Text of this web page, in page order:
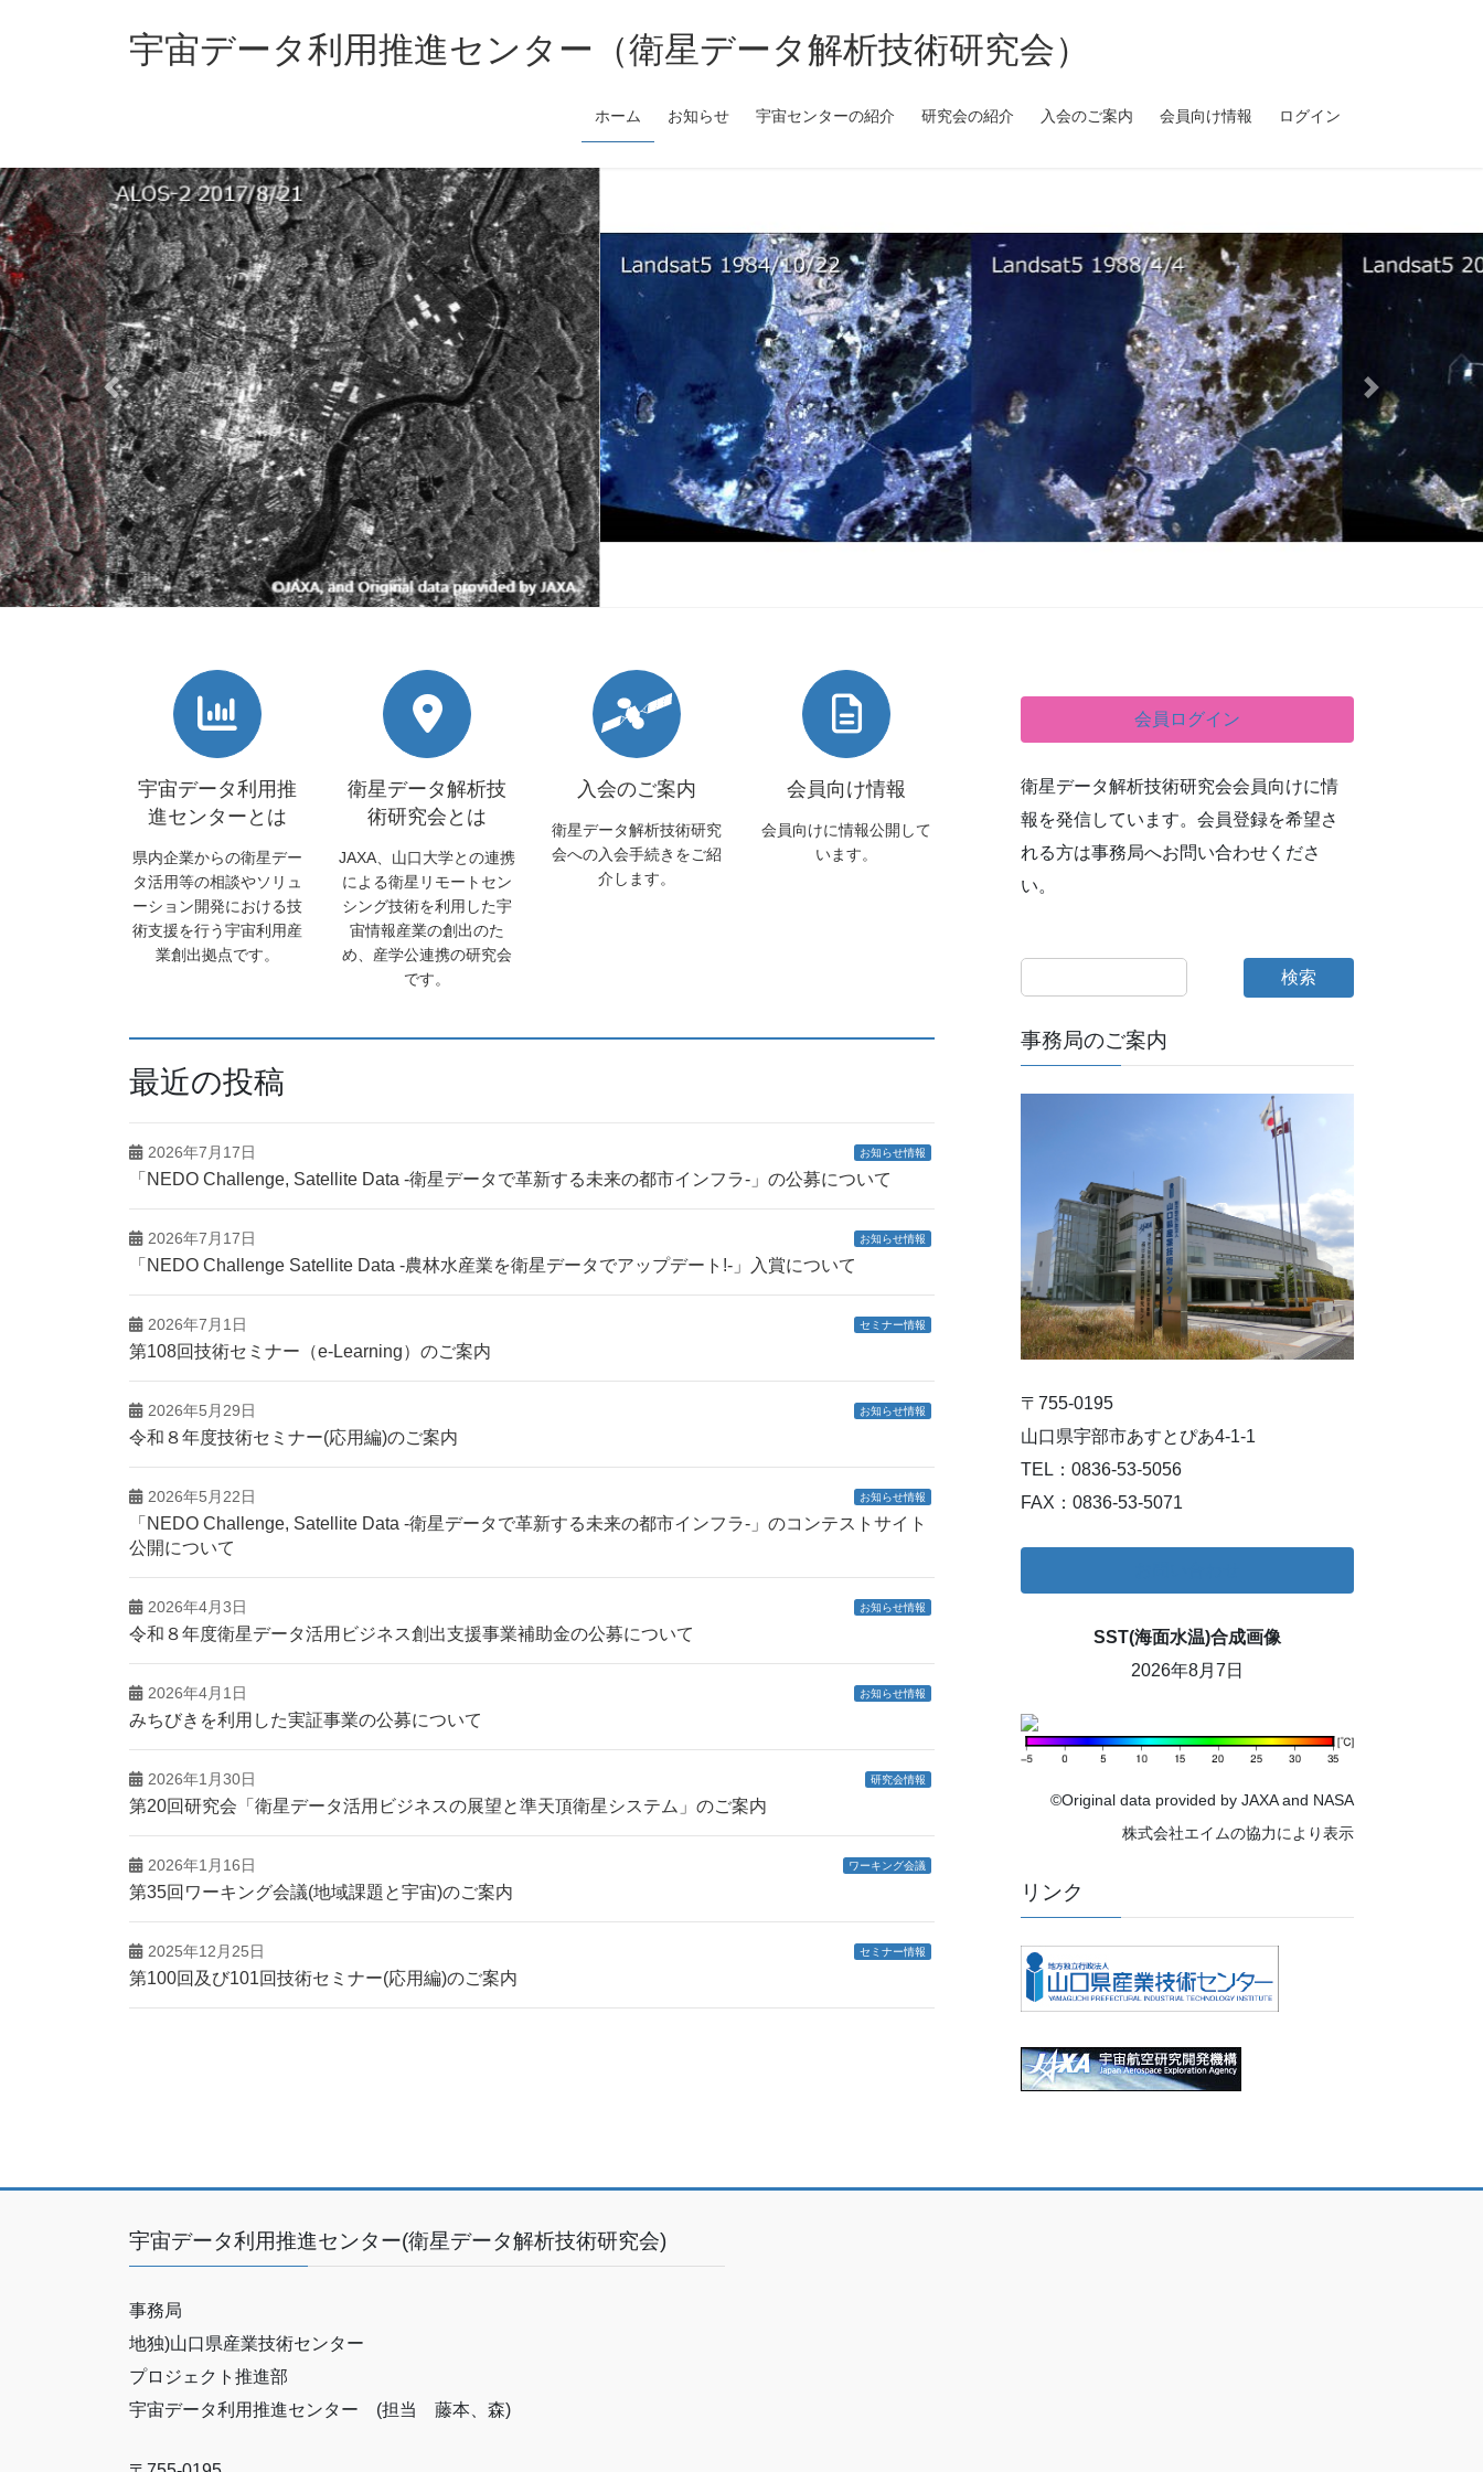
ス
キ
ッ
プ
ン
に
移
動
宇宙データ利用推進センター（衛星データ解析技術研究会）
ホーム お知らせ 宇宙センターの紹介 研究会の紹介 入会のご案内 会員向け情報 ログイン
Previous Next
宇宙データ利用推
進センターとは
県内企業からの衛星デー
タ活用等の相談やソリュ
ーション開発における技
術支援を行う宇宙利用産
業創出拠点です。
衛星データ解析技
術研究会とは
JAXA、山口大学との連携
による衛星リモートセン
シング技術を利用した宇
宙情報産業の創出のた
め、産学公連携の研究会
です。
入会のご案内
衛星データ解析技術研究
会への入会手続きをご紹
介します。
会員向け情報
会員向けに情報公開して
います。
最近の投稿
2026年7月17日 お知らせ情報
「NEDO Challenge, Satellite Data -衛星データで革新する未来の都市インフラ-」の公募について
2026年7月17日 お知らせ情報
「NEDO Challenge Satellite Data -農林水産業を衛星データでアップデート!-」入賞について
2026年7月1日 セミナー情報
第108回技術セミナー（e-Learning）のご案内
2026年5月29日 お知らせ情報
令和８年度技術セミナー(応用編)のご案内
2026年5月22日 お知らせ情報
「NEDO Challenge, Satellite Data -衛星データで革新する未来の都市インフラ-」のコンテストサイト
公開について
2026年4月3日 お知らせ情報
令和８年度衛星データ活用ビジネス創出支援事業補助金の公募について
2026年4月1日 お知らせ情報
みちびきを利用した実証事業の公募について
2026年1月30日 研究会情報
第20回研究会「衛星データ活用ビジネスの展望と準天頂衛星システム」のご案内
2026年1月16日 ワーキング会議
第35回ワーキング会議(地域課題と宇宙)のご案内
2025年12月25日 セミナー情報
第100回及び101回技術セミナー(応用編)のご案内
会員ログイン
衛星データ解析技術研究会会員向けに情
報を発信しています。会員登録を希望さ
れる方は事務局へお問い合わせくださ
い。
検索
事務局のご案内
〒755-0195
山口県宇部市あすとぴあ4-1-1
TEL：0836-53-5056
FAX：0836-53-5071
SST(海面水温)合成画像
2026年8月7日
©Original data provided by JAXA and NASA
株式会社エイムの協力により表示
リンク
宇宙データ利用推進センター(衛星データ解析技術研究会)
事務局
地独)山口県産業技術センター
プロジェクト推進部
宇宙データ利用推進センター (担当 藤本、森)